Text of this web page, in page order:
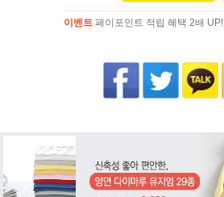
이벤트 페이포인트 적립 혜택 2배 UP!